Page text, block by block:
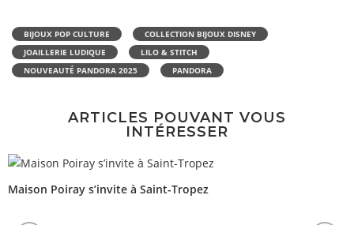
BIJOUX POP CULTURE
COLLECTION BIJOUX DISNEY
JOAILLERIE LUDIQUE
LILO & STITCH
NOUVEAUTÉ PANDORA 2025
PANDORA
ARTICLES POUVANT VOUS
INTÉRESSER
Maison Poiray s’invite à Saint-Tropez